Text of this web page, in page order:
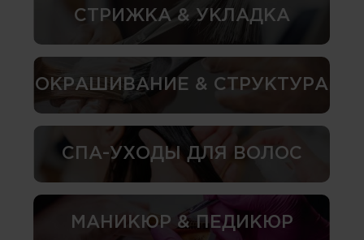
СТРИЖКА & УКЛАДКА
ОКРАШИВАНИЕ & СТРУКТУРА
СПА-УХОДЫ ДЛЯ ВОЛОС
МАНИКЮР & ПЕДИКЮР